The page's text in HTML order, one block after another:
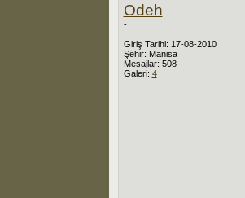
Odeh
-
Giriş Tarihi: 17-08-2010
Şehir: Manisa
Mesajlar: 508
Galeri: 4